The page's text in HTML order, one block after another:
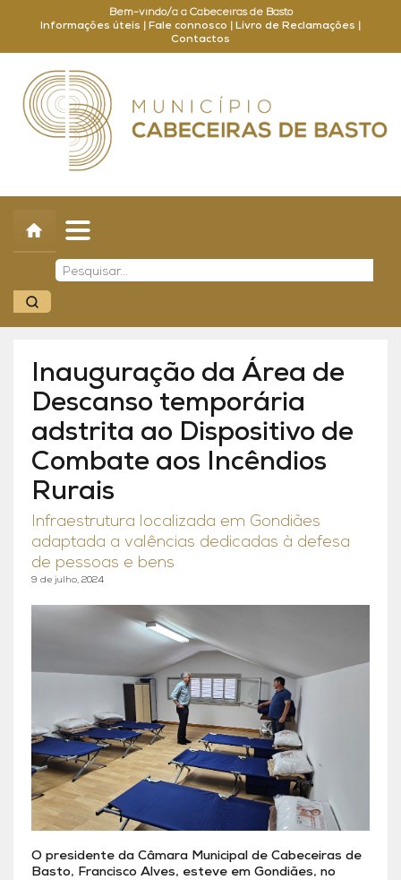
Bem-vindo/a a Cabeceiras de Basto
Informações úteis
Fale connosco Livro de Reclamações
Contactos
Concelho
Município
Turismo
Cultura
Outros
Balcão Online
Inauguração da Área de
Descanso temporária
adstrita ao Dispositivo de
Combate aos Incêndios
Rurais
Infraestrutura localizada em Gondiães
adaptada a valências dedicadas à defesa
de pessoas e bens
9 de julho, 2024
O presidente da Câmara Municipal de Cabeceiras de
Basto, Francisco Alves, esteve em Gondiães, no